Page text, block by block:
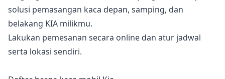
solusi pemasangan kaca depan, samping, dan
belakang KIA milikmu.
Lakukan pemesanan secara online dan atur jadwal
serta lokasi sendiri.